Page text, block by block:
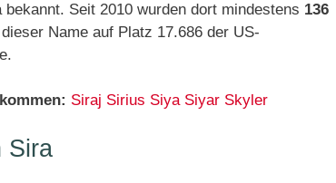
Seit 2010 wurden dort mindestens 136
Name auf Platz 17.686 der US-
Siraj Sirius Siya Siyar Skyler
Sira